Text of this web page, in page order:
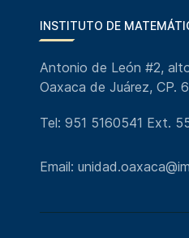
INSTITUTO DE
Antonio de León #2,
Oaxaca de Juárez, CP.
Tel: 951 5160541 Ext.
Email: